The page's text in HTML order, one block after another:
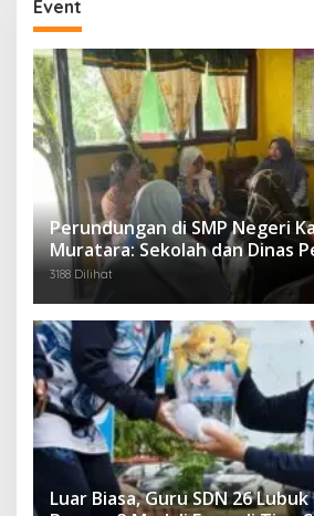
Event
Perundungan di SMP Negeri
Muratara: Sekolah dan Dinas
Langsung Ambil Tindakan
3188 Dilihat
Luar Biasa, Guru SDN 26